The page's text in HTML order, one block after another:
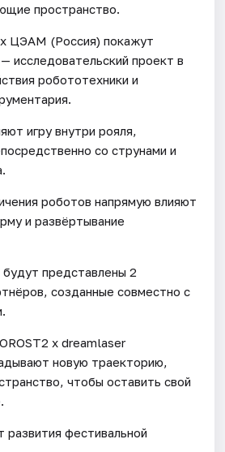
пространство.
ЦЭАМ (Россия) покажут
исследовательский проект в
робототехники и
игру внутри рояля,
со струнами и
роботов напрямую влияют
и развёртывание
представлены 2
созданные совместно с
х dreamlaser
новую траекторию,
чтобы оставить свой
фестивальной